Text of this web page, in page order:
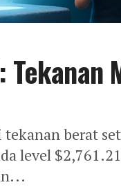
Tekanan
berat
level